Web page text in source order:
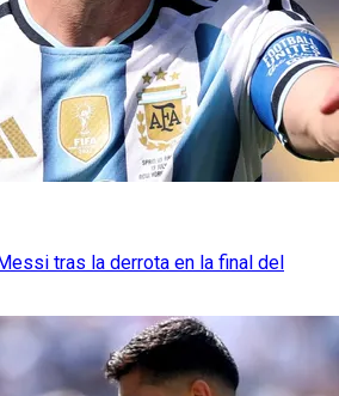
tras la derrota en la final del